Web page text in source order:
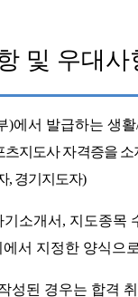
및 우대사
)에서 발급하는 생활
츠지도사 자격증을
, 경기지도자)
기소개서 , 지도종목
서 지정한 양식으
성된 경우는 합격